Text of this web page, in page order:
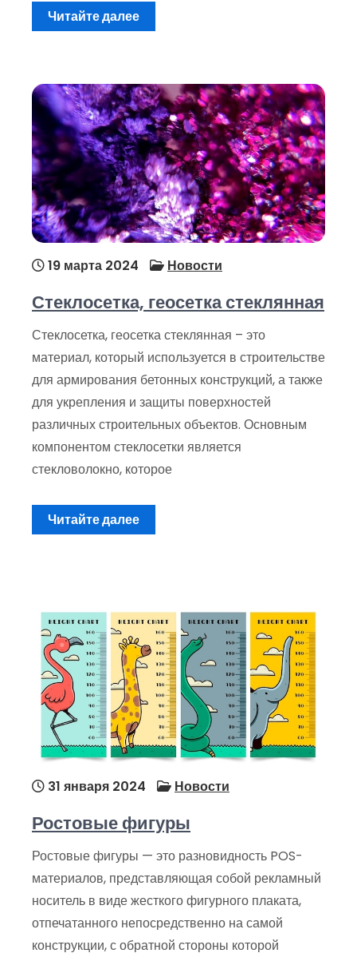
Читайте далее
19 марта 2024 Новости
Стеклосетка, геосетка стеклянная
Стеклосетка, геосетка стеклянная – это
материал, который используется в строительстве
для армирования бетонных конструкций, а также
для укрепления и защиты поверхностей
различных строительных объектов. Основным
компонентом стеклосетки является
стекловолокно, которое
Читайте далее
31 января 2024 Новости
Ростовые фигуры
Ростовые фигуры — это разновидность POS-
материалов, представляющая собой рекламный
носитель в виде жесткого фигурного плаката,
отпечатанного непосредственно на самой
конструкции, с обратной стороны которой